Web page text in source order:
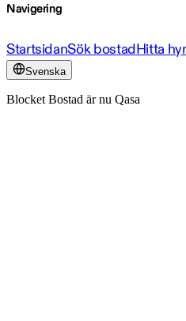
Navigering
StartsidanSök bostadHitta
Svenska
Blocket Bostad är nu Qasa